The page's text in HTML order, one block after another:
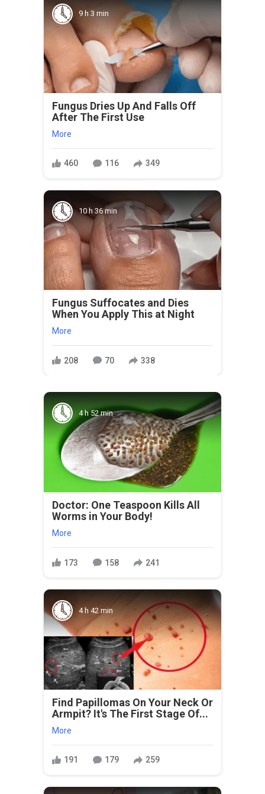
9 h 3 min
Fungus Dries Up And Falls Off
After The First Use
More
460 116 349
10 h 36 min
Fungus Suffocates and Dies
When You Apply This at Night
More
208 70 338
4 h 52 min
Doctor: One Teaspoon Kills All
Worms in Your Body!
More
173 158 241
4 h 42 min
Find Papillomas On Your Neck Or
Armpit? It's The First Stage Of...
More
191 179 259